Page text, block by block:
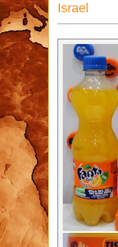
Israel